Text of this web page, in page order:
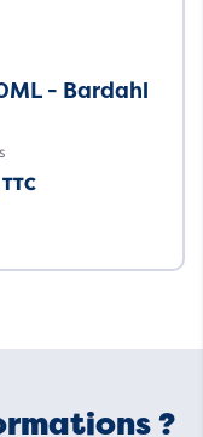
- Bardahl
TTC
?